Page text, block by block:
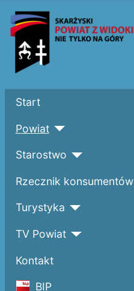
Start
Powiat
Starostwo
Rzecznik konsumentów
Turystyka
TV Powiat
Kontakt
BIP